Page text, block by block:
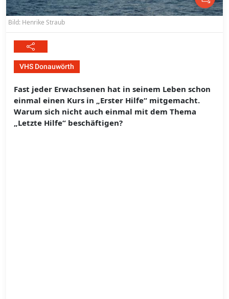
Bild: Henrike Straub
VHS Donauwörth
Fast jeder Erwachsenen hat in seinem Leben schon
einmal einen Kurs in „Erster Hilfe“ mitgemacht.
Warum sich nicht auch einmal mit dem Thema
„Letzte Hilfe“ beschäftigen?